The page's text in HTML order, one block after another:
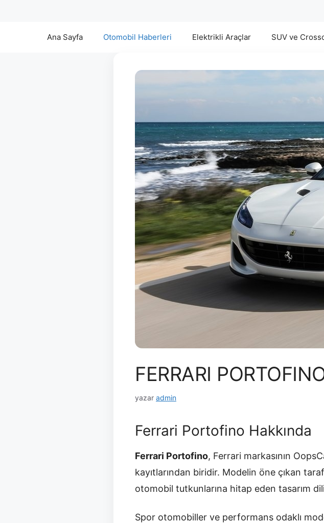
Ana Sayfa Otomobil Haberleri Elektrikli Araçlar SUV ve
FERRARI
yazar admin
Ferrari Portofino Hakkında
Ferrari Portofino, Ferrari markasının
kayıtlarından biridir. Modelin öne çıkan
otomobil tutkunlarına hitap eden tasarım
Spor otomobiller ve performans odaklı